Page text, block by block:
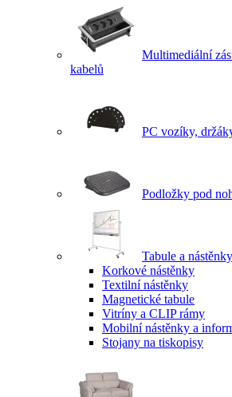
Multimediální
kabelů
PC vozíky,
Podložky pod
Tabule a nástěnky
Korkové nástěnky
Textilní nástěnky
Magnetické tabule
Vitríny a CLIP rámy
Mobilní nástěnky a
Stojany na tiskopisy